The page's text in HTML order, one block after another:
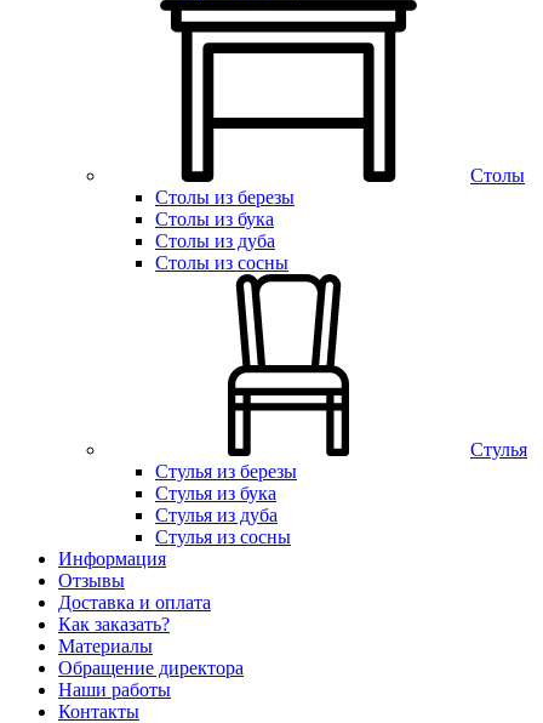
Столы
Столы из березы
Столы из бука
Столы из дуба
Столы из сосны
Стулья
Стулья из березы
Стулья из бука
Стулья из дуба
Стулья из сосны
Информация
Отзывы
Доставка и оплата
Как заказать?
Материалы
Обращение директора
Наши работы
Контакты